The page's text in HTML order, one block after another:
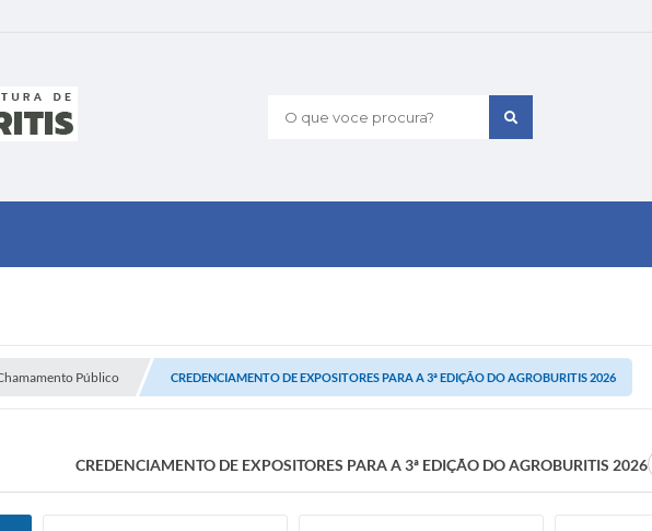
O que voce procura?
Público CREDENCIAMENTO DE EXPOSITORES PARA A 3ª EDIÇÃO DO AGROBURITIS 2026
CREDENCIAMENTO DE EXPOSITORES PARA A 3ª EDIÇÃO DO AGROBURITIS 2026